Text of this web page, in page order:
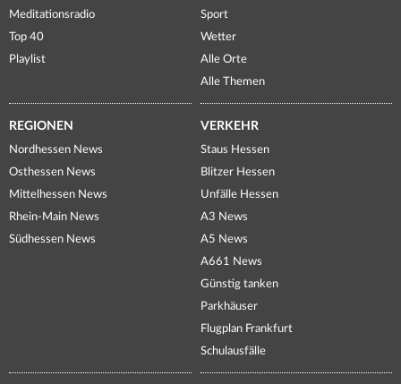
Meditationsradio
Top 40
Playlist
Sport
Wetter
Alle Orte
Alle Themen
REGIONEN
Nordhessen News
Osthessen News
Mittelhessen News
Rhein-Main News
Südhessen News
VERKEHR
Staus Hessen
Blitzer Hessen
Unfälle Hessen
A3 News
A5 News
A661 News
Günstig tanken
Parkhäuser
Flugplan Frankfurt
Schulausfälle